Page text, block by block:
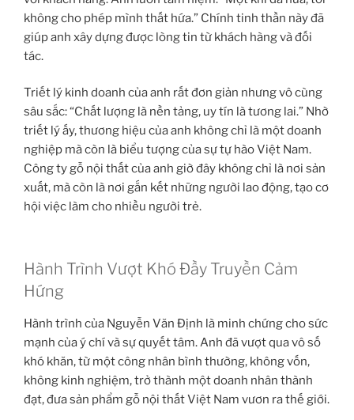
không cho phép mình thất hứa.” Chính tinh thần này đã
giúp anh xây dựng được lòng tin từ khách hàng và đối
tác.
Triết lý kinh doanh của anh rất đơn giản nhưng vô cùng
sâu sắc: “Chất lượng là nền tảng, uy tín là tương lai.” Nhờ
triết lý ấy, thương hiệu của anh không chỉ là một doanh
nghiệp mà còn là biểu tượng của sự tự hào Việt Nam.
Công ty gỗ nội thất của anh giờ đây không chỉ là nơi sản
xuất, mà còn là nơi gắn kết những người lao động, tạo cơ
hội việc làm cho nhiều người trẻ.
Hành Trình Vượt Khó Đầy Truyền Cảm
Hứng
Hành trình của Nguyễn Văn Định là minh chứng cho sức
mạnh của ý chí và sự quyết tâm. Anh đã vượt qua vô số
khó khăn, từ một công nhân bình thường, không vốn,
không kinh nghiệm, trở thành một doanh nhân thành
đạt, đưa sản phẩm gỗ nội thất Việt Nam vươn ra thế giới.